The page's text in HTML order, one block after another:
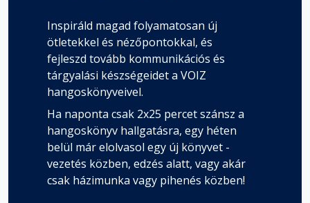
Inspiráld magad folyamatosan új
ötletekkel és nézőpontokkal, és
fejleszd tovább kommunikációs és
tárgyalási készségeidet a VOIZ
hangoskönyveivel.
Ha naponta csak 2x25 percet szánsz a
hangoskönyv hallgatásra, egy héten
belül már elolvasol egy új könyvet -
vezetés közben, edzés alatt, vagy akár
csak házimunka vagy pihenés közben!